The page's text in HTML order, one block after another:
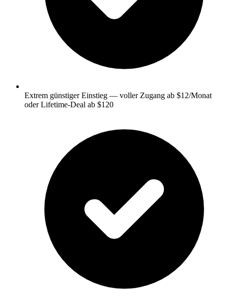
Extrem günstiger Einstieg — voller Zugang ab $12/Monat
oder Lifetime-Deal ab $120